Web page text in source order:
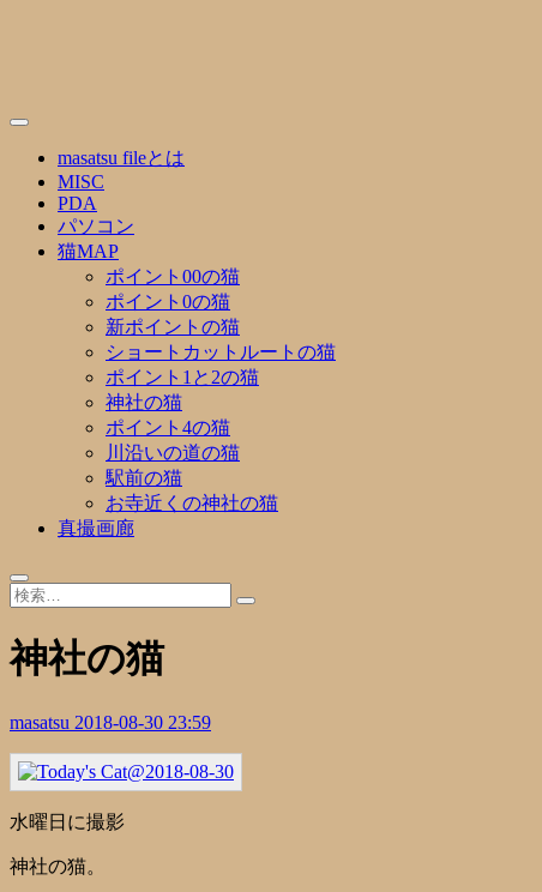
masatsu fileとは
MISC
PDA
パソコン
猫MAP
ポイント00の猫
ポイント0の猫
新ポイントの猫
ショートカットルートの猫
ポイント1と2の猫
神社の猫
ポイント4の猫
川沿いの道の猫
駅前の猫
お寺近くの神社の猫
真撮画廊
神社の猫
masatsu 2018-08-30 23:59
水曜日に撮影
神社の猫。